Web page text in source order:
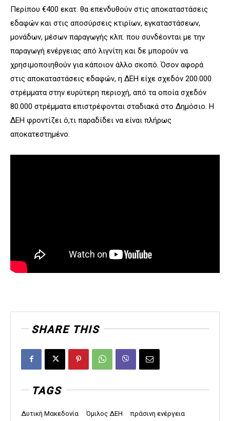
Περίπου €400 εκατ. θα επενδυθούν στις αποκαταστάσεις
εδαφών και στις αποσύρσεις κτιρίων, εγκαταστάσεων,
μονάδων, μέσων παραγωγής κλπ. που συνδέονται με την
παραγωγή ενέργειας από λιγνίτη και δε μπορούν να
χρησιμοποιηθούν για κάποιον άλλο σκοπό. Όσον αφορά
στις αποκαταστάσεις εδαφών, η ΔΕΗ είχε σχεδόν 200.000
στρέμματα στην ευρύτερη περιοχή, από τα οποία σχεδόν
80.000 στρέμματα επιστρέφονται σταδιακά στο Δημόσιο. Η
ΔΕΗ φροντίζει ό,τι παραδίδει να είναι πλήρως
αποκατεστημένο.
SHARE THIS
TAGS
Δυτική Μακεδονία Όμιλος ΔΕΗ πράσινη ενέργεια